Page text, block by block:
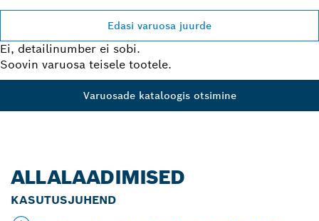
Edasi varuosa juurde
Ei, detailinumber ei sobi.
Soovin varuosa teisele tootele.
Varuosade kataloogis otsimine
ALLALAADIMISED
KASUTUSJUHEND